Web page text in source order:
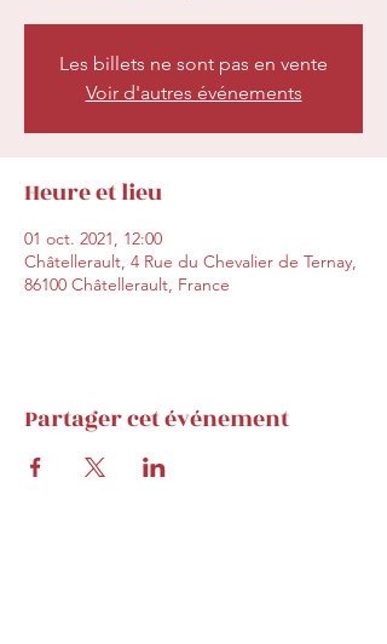
Les billets ne sont pas en vente
Voir d'autres événements
Heure et lieu
01 oct. 2021, 12:00
Châtellerault, 4 Rue du Chevalier de Ternay,
86100 Châtellerault, France
Partager cet événement